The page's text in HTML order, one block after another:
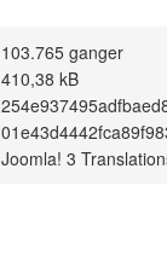
103.765 ganger
410,38 kB
Joomla! 3